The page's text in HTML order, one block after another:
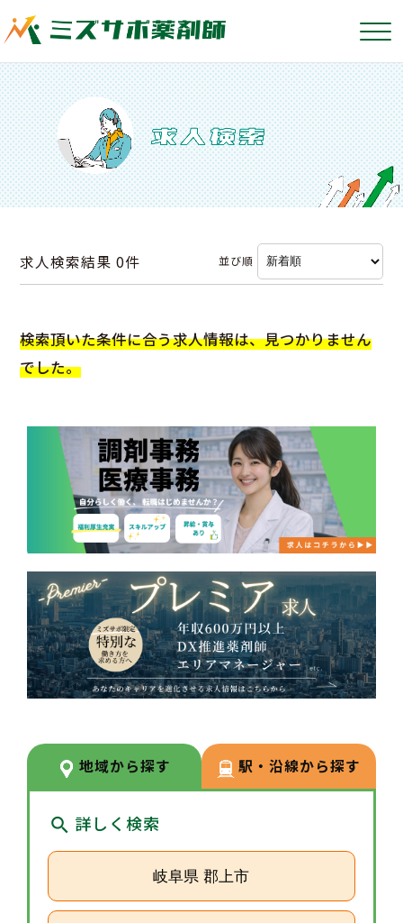
求人検索結果0件 並び順
検索頂いた条件に合う求人情報は、見つかりません
でした。
地域から探す 駅・沿線から探す
詳しく検索
岐阜県 郡上市